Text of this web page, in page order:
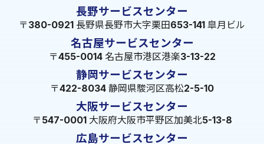
長野サービスセンター
〒380-0921 長野県長野市大字栗田653-141 皐月ビル
名古屋サービスセンター
〒455-0014 名古屋市港区港楽3-13-22
静岡サービスセンター
〒422-8034 静岡県駿河区高松2-5-10
大阪サービスセンター
〒547-0001 大阪府大阪市平野区加美北5-13-8
広島サービスセンター